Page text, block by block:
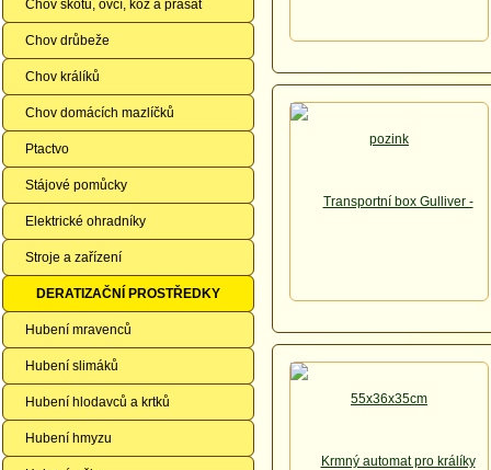
Chov skotu, ovcí, koz a prasat
Chov drůbeže
Chov králíků
Chov domácích mazlíčků
Ptactvo
Stájové pomůcky
Elektrické ohradníky
Stroje a zařízení
DERATIZAČNÍ PROSTŘEDKY
Hubení mravenců
Hubení slimáků
Hubení hlodavců a krtků
Hubení hmyzu